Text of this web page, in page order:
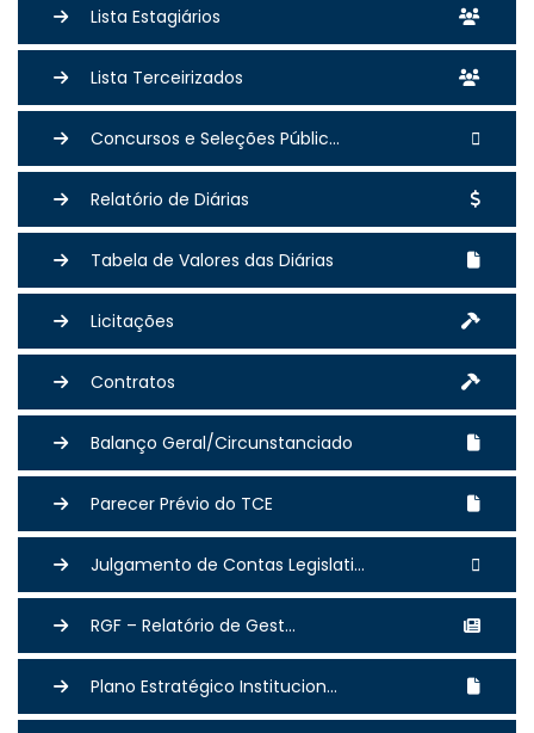
Lista Estagiários
Lista Terceirizados
Concursos e Seleções Públic...
Relatório de Diárias
Tabela de Valores das Diárias
Licitações
Contratos
Balanço Geral/Circunstanciado
Parecer Prévio do TCE
Julgamento de Contas Legislati...
RGF – Relatório de Gest...
Plano Estratégico Institucion...